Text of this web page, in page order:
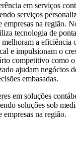
em serviços
serviços
empresas na região.
tecnologia de
a eficiência
e impulsionam o
competitivo como
ajudam negócios
embasadas.
em soluções
soluções sob
empresas na região.